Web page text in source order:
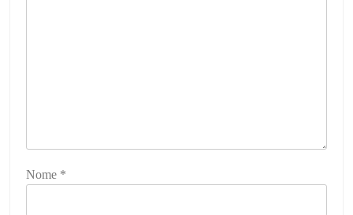
Nome *